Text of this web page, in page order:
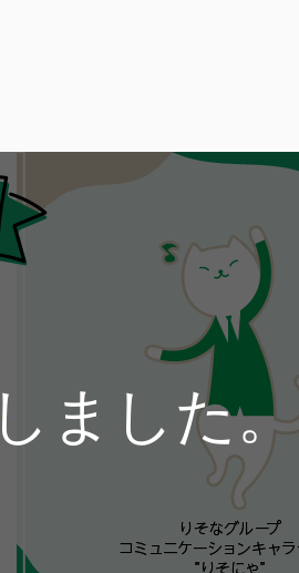
ました。